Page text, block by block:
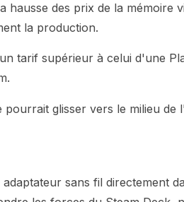
hausse des prix de la mémoire
la production.
tarif supérieur à celui d'une
glisser vers le milieu de
sans fil directement